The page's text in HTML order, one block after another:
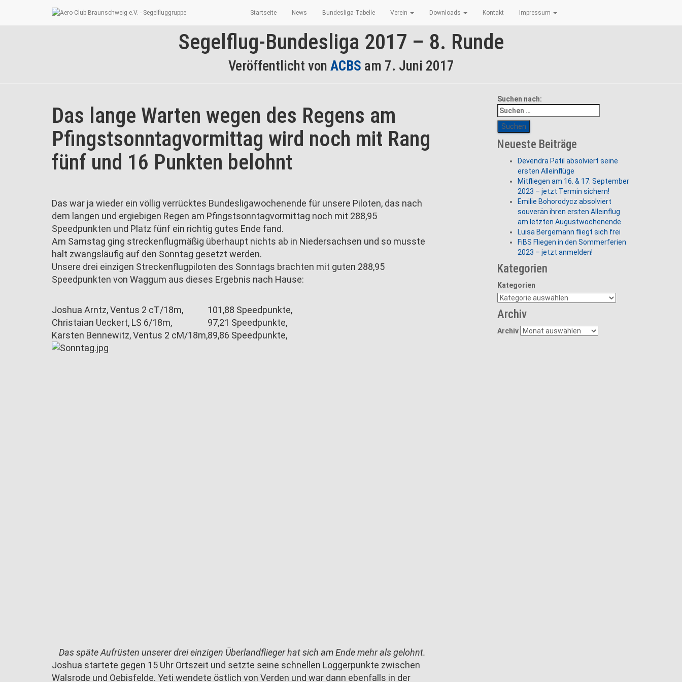
Startseite News Bundesliga-Tabelle Verein Downloads Kontakt Impressum
Segelflug-Bundesliga 2017 – 8. Runde
Veröffentlicht von ACBS am 7. Juni 2017
Das lange Warten wegen des Regens am
Pfingstsonntagvormittag wird noch mit Rang
fünf und 16 Punkten belohnt
Das war ja wieder ein völlig verrücktes Bundesligawochenende für unsere Piloten, das nach
dem langen und ergiebigen Regen am Pfingstsonntagvormittag noch mit 288,95
Speedpunkten und Platz fünf ein richtig gutes Ende fand.
Am Samstag ging streckenflugmäßig überhaupt nichts ab in Niedersachsen und so musste
halt zwangsläufig auf den Sonntag gesetzt werden.
Unsere drei einzigen Streckenflugpiloten des Sonntags brachten mit guten 288,95
Speedpunkten von Waggum aus dieses Ergebnis nach Hause:
Joshua Arntz, Ventus 2 cT/18m,
101,88 Speedpunkte,
Christaian Ueckert, LS 6/18m,
97,21 Speedpunkte,
Karsten Bennewitz, Ventus 2 cM/18m,89,86 Speedpunkte,
Das späte Aufrüsten unserer drei einzigen Überlandflieger hat sich am Ende mehr als gelohnt.
Joshua startete gegen 15 Uhr Ortszeit und setzte seine schnellen Loggerpunkte zwischen
Walsrode und Oebisfelde. Yeti wendete östlich von Verden und war dann ebenfalls in der
Suchen nach:
Neueste Beiträge
Devendra Patil absolviert seine
ersten Alleinflüge
Mitfliegen am 16. & 17. September
2023 – jetzt Termin sichern!
Emilie Bohorodycz absolviert
souverän ihren ersten Alleinflug
am letzten Augustwochenende
Luisa Bergemann fliegt sich frei
FiBS Fliegen in den Sommerferien
2023 – jetzt anmelden!
Kategorien
Kategorien
Archiv
Archiv